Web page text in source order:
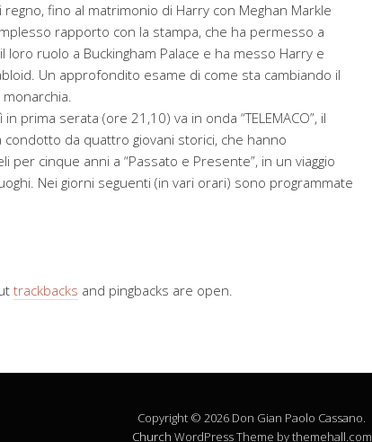
fino al matrimonio di Harry con Meghan Markle
rapporto con la stampa, che ha permesso a
loro ruolo a Buckingham Palace e ha messo Harry e
Un approfondito esame di come sta cambiando il
prima serata (ore 21,10) va in onda “TELEMACO”, il
condotto da quattro giovani storici, che hanno
per cinque anni a “Passato e Presente”, in un viaggio
Nei giorni seguenti (in vari orari) sono programmate
trackbacks and pingbacks are open.
Copyright © 2026 Don Gian Paolo Cassano.
Church WordPress Theme by themehall.com